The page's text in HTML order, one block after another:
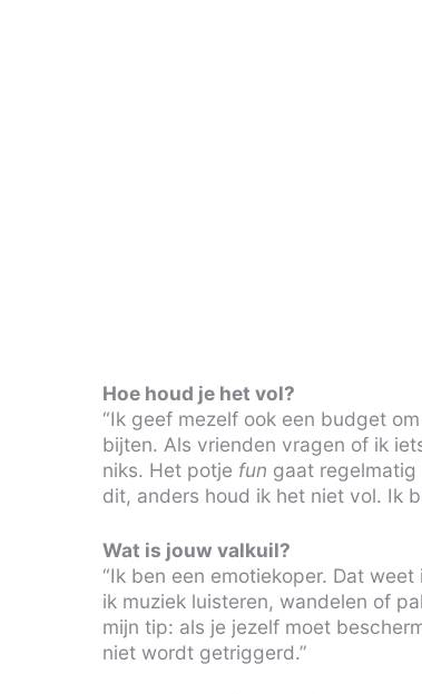
Hoe houd je het vol?
“Ik geef mezelf ook een budget
bijten. Als vrienden vragen of ik
niks. Het potje fun gaat
dit, anders houd ik het niet vol. Ik
Wat is jouw valkuil?
“Ik ben een emotiekoper. Dat
ik muziek luisteren, wandelen of
mijn tip: als je jezelf moet
niet wordt getriggerd.”